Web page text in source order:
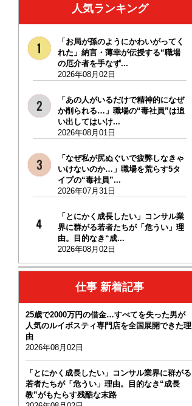
人気ランキング
「お局が孫のようにかわいがってく
れた」納言・薄幸が伝授する“職場
の厄介者を手なず...
2026年08月02日
「あの人がいるだけで精神的になぜ
か削られる…」職場の“毒社員”は追
い出してはいけ...
2026年08月01日
「なぜ私が尻ぬぐいで疲弊しなきゃ
いけないのか…」職場を荒らす5タ
イプの“毒社員”...
2026年07月31日
「とにかく成長したい」コンサル業
界に群がる若者たちが「危うい」理
由。目的なき“成...
2026年08月02日
仕事 新着記事
25歳で2000万円の借金…すべてを失った男が
人気のルイボスティ専門店を全国展開できた理
由
2026年08月02日
「とにかく成長したい」コンサル業界に群がる
若者たちが「危うい」理由。目的なき“成長
教”がもたらす残酷な末路